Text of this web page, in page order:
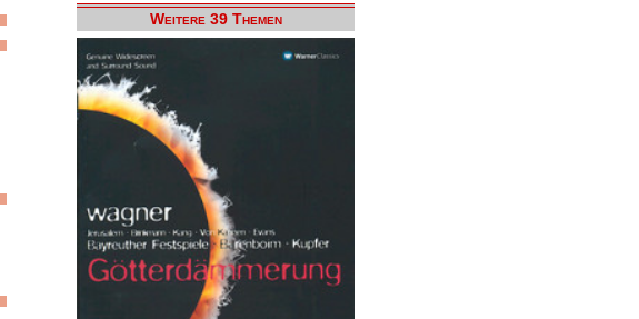
Weitere 39 Themen